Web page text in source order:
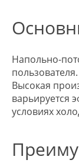
Напольно-
Высокая
варьируется
условиях